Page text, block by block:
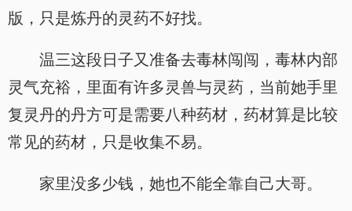
版，只是炼丹的灵药不好找。
温三这段日子又准备去毒林闯闯，毒林内部
灵气充裕，里面有许多灵兽与灵药，当前她手里
复灵丹的丹方可是需要八种药材，药材算是比较
常见的药材，只是收集不易。
家里没多少钱，她也不能全靠自己大哥。